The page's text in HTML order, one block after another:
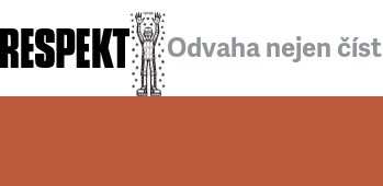
Odvaha nejen číst